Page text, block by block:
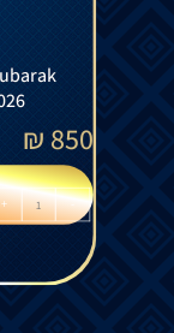
850
₪
-
+